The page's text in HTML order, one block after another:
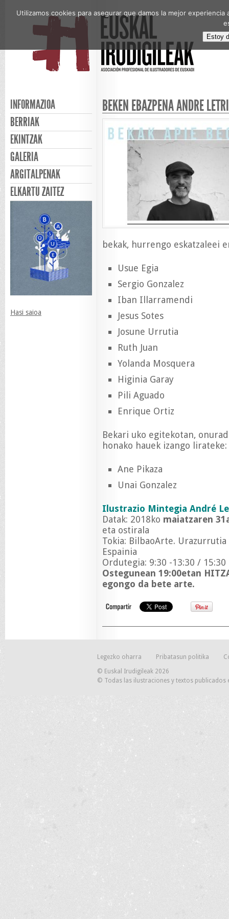
INFORMAZIOA
BERRIAK
EKINTZAK
GALERIA
ARGITALPENAK
ELKARTU ZAITEZ
Hasi saioa
BEKEN EBAZPENA ANDRÉ
bekak, hurrengo eskatzaleei
Usue Egia
Sergio Gonzalez
Iban Illarramendi
Jesus Sotes
Josune Urrutia
Ruth Juan
Yolanda Mosquera
Higinia Garay
Pili Aguado
Enrique Ortiz
Bekari uko egitekotan,
honako hauek izango lirateke:
Ane Pikaza
Unai Gonzalez
Ilustrazio Mintegia André
Datak: 2018ko maiatzaren
eta ostirala
Tokia: BilbaoArte. Urazurrutia
Espainia
Ordutegia: 9:30 -13:30 / 15:30
Ostegunean 19:00etan
egongo da bete arte.
Legezko oharra Pribatasun politika
© Euskal Irudigileak 2026
© Todas las ilustraciones y textos publicados
Utilizamos cookies para asegurar que damos la mejor
Estoy